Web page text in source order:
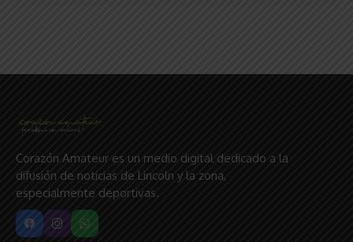
Corazón Amateur es un medio digital dedicado a la
difusión de noticias de Lincoln y la zona,
especialmente deportivas.